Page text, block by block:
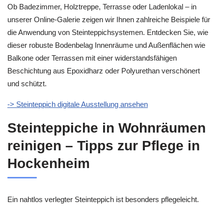
Ob Badezimmer, Holztreppe, Terrasse oder Ladenlokal – in
unserer Online-Galerie zeigen wir Ihnen zahlreiche Beispiele für
die Anwendung von Steinteppichsystemen. Entdecken Sie, wie
dieser robuste Bodenbelag Innenräume und Außenflächen wie
Balkone oder Terrassen mit einer widerstandsfähigen
Beschichtung aus Epoxidharz oder Polyurethan verschönert
und schützt.
-> Steinteppich digitale Ausstellung ansehen
Steinteppiche in Wohnräumen
reinigen – Tipps zur Pflege in
Hockenheim
Ein nahtlos verlegter Steinteppich ist besonders pflegeleicht.